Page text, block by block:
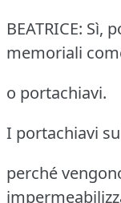
BEATRICE: Sì,
memoriali
o portachiavi.
I portachiavi
perché